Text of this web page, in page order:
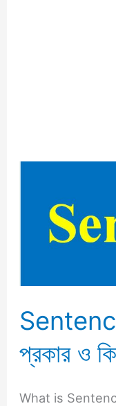
প্রকার ও
What is
ও
কি
কি?